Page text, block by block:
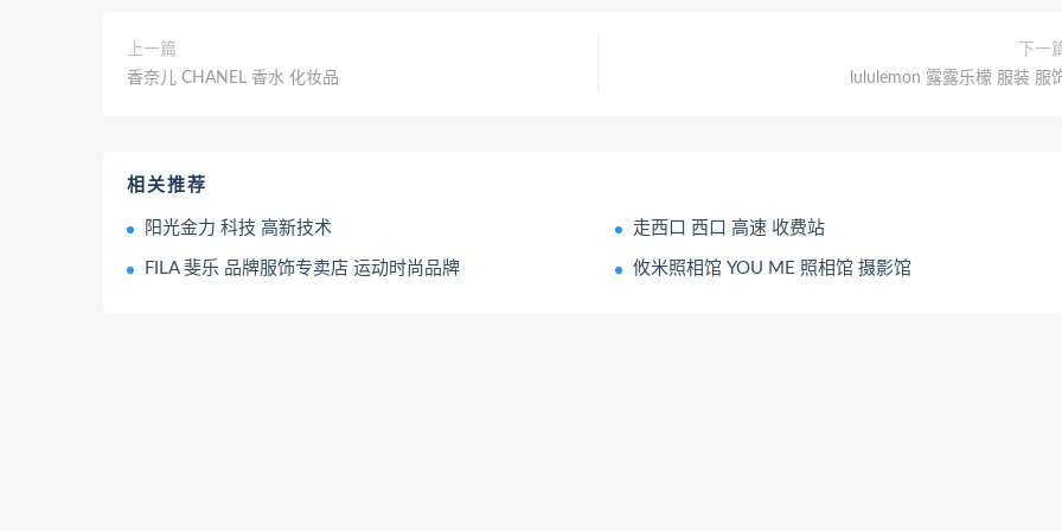
上一篇
香奈儿 CHANEL 香水 化妆品
下一
lululemon 露露乐檬 服装 服
相关推荐
阳光金力 科技 高新技术 走西口 西口 高速 收费站
FILA 斐乐 品牌服饰专卖店 运动时尚品牌 攸米照相馆 YOU ME 照相馆 摄影馆